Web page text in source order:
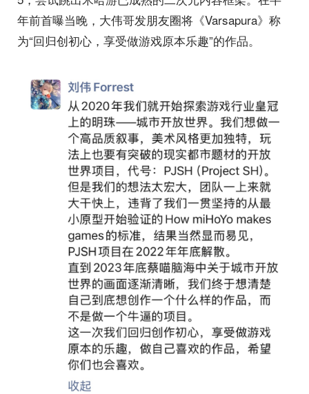
年前首曝当晚，大伟哥发朋友圈将《Varsapura》称
为“回归创初心，享受做游戏原本乐趣”的作品。